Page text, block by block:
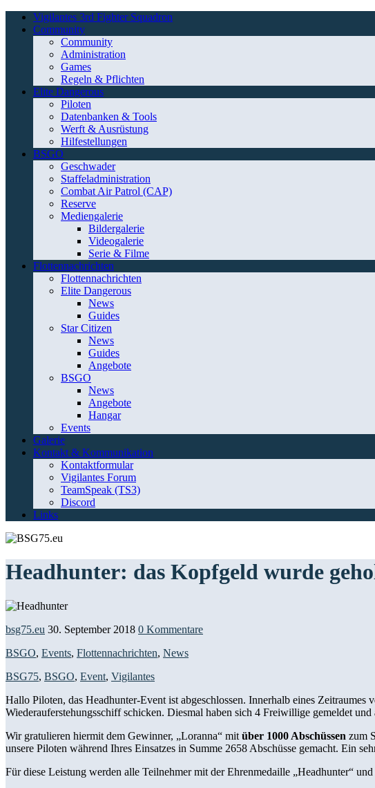
Vigilantes 3rd Fighter Squadron
Community
Community
Administration
Games
Regeln & Pflichten
Elite Dangerous
Piloten
Datenbanken & Tools
Werft & Ausrüstung
Hilfestellungen
BSGO
Geschwader
Staffeladministration
Combat Air Patrol (CAP)
Reserve
Mediengalerie
Bildergalerie
Videogalerie
Serie & Filme
Flottennachrichten
Flottennachrichten
Elite Dangerous
News
Guides
Star Citizen
News
Guides
Angebote
BSGO
News
Angebote
Hangar
Events
Galerie
Kontakt & Kommunikation
Kontaktformular
Vigilantes Forum
TeamSpeak (TS3)
Discord
Links
Headhunter: das Kopfgeld wurde
bsg75.eu 30. September 2018 0 Kommentare
BSGO, Events, Flottennachrichten, News
BSG75, BSGO, Event, Vigilantes
Hallo Piloten, das Headhunter-Event ist abgeschlossen. Innerhalb eines
Wiederauferstehungsschiff schicken. Diesmal haben sich 4 Freiwillige gemeldet
Wir gratulieren hiermit dem Gewinner, „Loranna“ mit über 1000 Abschüssen zum
unsere Piloten während Ihres Einsatzes in Summe 2658 Abschüsse gemacht. Ein
Für diese Leistung werden alle Teilnehmer mit der Ehrenmedaille „Headhunter“